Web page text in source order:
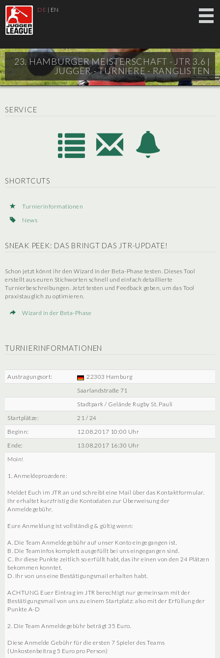
DE | EN
23. HAMBURGER MEISTERSCHAFT - JTR 3.6 |
JUGGER - TURNIERE - RANGLISTEN
SERVICE
SHORTCUTS
Turnierinformationen
News
SNEAK PEEK: DAS BRINGT DAS JTR-UPDATE!
Schon jetzt könnt ihr den Wizard in der Beta-Phase testen. Dieses Tool
erstellt aus euren Stichworten schnell und einfach detaillierte
Turnierbeschreibungen. Jetzt testen und Feedback geben, um das Tool
praxistauglich zu optimieren.
Wizard in der Beta-Phase
TURNIERINFORMATIONEN
Austragungsort:
22303 Hamburg
Saarlandstraße 71
Stadtpark / Gelände Rugby St. Pauli
Startplätze:
21 / 24
Beginn:
12.08.2017 10:00 Uhr
Ende:
13.08.2017 16:30 Uhr
Moin!
1. Anmeldeprozedere:
Meldet Euch im JTR an und schreibt eine Mail über das Kontaktformular.
Ihr erhaltet kurzfristig die Kontodaten zur Überweisung der
Anmeldegebühr.
Eure Anmeldung ist vollständig & gültig wenn:
A. Die Team Anmeldegebühr auf unser Konto eingegangen ist.
B. Die Teaminfos komplett ausgefüllt bei uns eingegangen sind.
C. Ihr diese Punkte zeitlich so erfüllt habt, das ihr einen von den 24 Plätzen
bekommen konntet.
D. Ihr von uns eine Bestätigungsmail erhalten habt.
ACHTUNG Euer Eintrag im JTR berechtigt nur gemeinsam mit der
Bestätigungsmail von uns zu einem Startplatz: also mit der Erfüllung der
Punkte A-D
2. Die Team Anmeldegebühr beträgt 35 Euro.
Diese Anmelde Gebühr für die ersten 7 Spieler des Teams
(Unkostenbeitrag 5 Euro pro Person)